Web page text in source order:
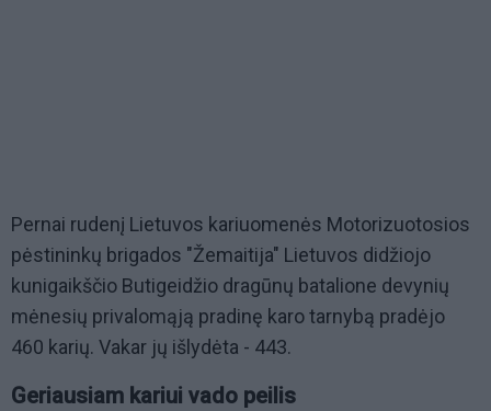
Pernai rudenį Lietuvos kariuomenės Motorizuotosios
pėstininkų brigados "Žemaitija" Lietuvos didžiojo
kunigaikščio Butigeidžio dragūnų batalione devynių
mėnesių privalomąją pradinę karo tarnybą pradėjo
460 karių. Vakar jų išlydėta - 443.
Geriausiam kariui vado peilis